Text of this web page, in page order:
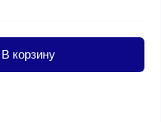
В корзину